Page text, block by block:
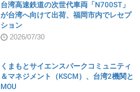
台湾高速鉄道の次世代車両「N700ST」
が台湾へ向けて出荷、福岡市内でレセプ
ション
2026/07/30
くまもとサイエンスパークコミュニティ
＆マネジメント（KSCM）、台湾2機関と
MOU